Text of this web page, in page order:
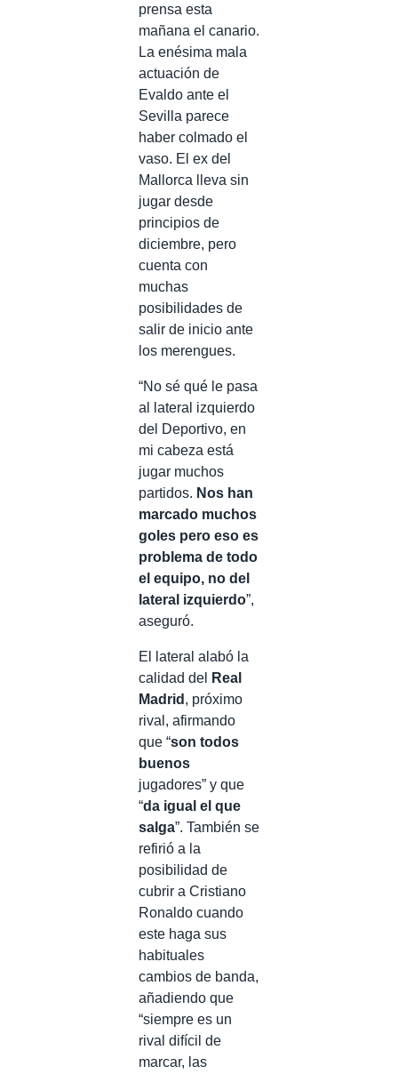
prensa esta
mañana el canario.
La enésima mala
actuación de
Evaldo ante el
Sevilla parece
haber colmado el
vaso. El ex del
Mallorca lleva sin
jugar desde
principios de
diciembre, pero
cuenta con
muchas
posibilidades de
salir de inicio ante
los merengues.
“No sé qué le pasa
al lateral izquierdo
del Deportivo, en
mi cabeza está
jugar muchos
partidos. Nos han
marcado muchos
goles pero eso es
problema de todo
el equipo, no del
lateral izquierdo”,
aseguró.
El lateral alabó la
calidad del
Real
Madrid , próximo
rival, afirmando
que “son todos
buenos
jugadores” y que
“da igual el que
salga”. También se
refirió a la
posibilidad de
cubrir a Cristiano
Ronaldo cuando
este haga sus
habituales
cambios de banda,
añadiendo que
“siempre es un
rival difícil de
marcar, las